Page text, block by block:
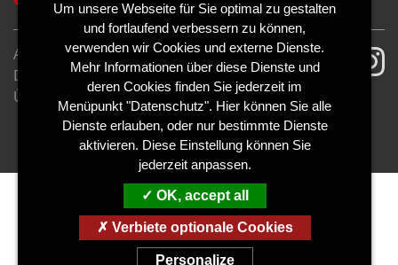
AGB
Impressum
Datenschutzerklärung
Cookies
Über uns
Kontakt
Mediadaten
Abo kündigen
Abo widerrufen
Um unsere Webseite für Sie optimal zu gestalten
und fortlaufend verbessern zu können,
verwenden wir Cookies und externe Dienste.
Mehr Informationen über diese Dienste und
deren Cookies finden Sie jederzeit im
Menüpunkt "Datenschutz". Hier können Sie alle
Dienste erlauben, oder nur bestimmte Dienste
aktivieren. Diese Einstellung können Sie
jederzeit anpassen.
OK, accept all
Verbiete optionale Cookies
Personalize